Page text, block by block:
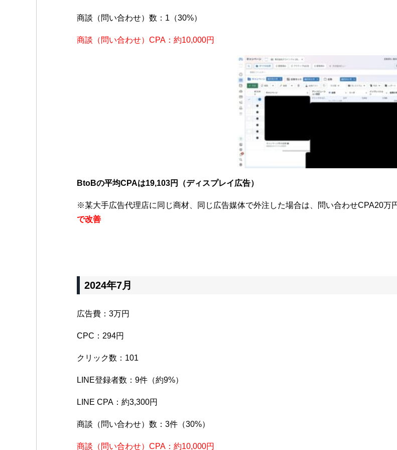
商談（問い合わせ）数：1（30%）
商談（問い合わせ）CPA：約10,000円
BtoBの平均CPAは19,103円（ディスプレイ広告）
※某大手広告代理店に同じ商材、同じ広告媒体で外注した場合は、問い合わせCPA20万
で改善
2024年7月
広告費：3万円
CPC：294円
クリック数：101
LINE登録者数：9件（約9%）
LINE CPA：約3,300円
商談（問い合わせ）数：3件（30%）
商談（問い合わせ）CPA：約10,000円